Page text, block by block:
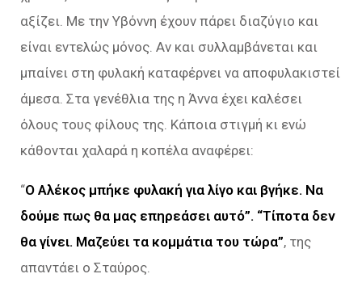
αξίζει. Με την Υβόννη έχουν πάρει διαζύγιο και
είναι εντελώς μόνος. Αν και συλλαμβάνεται και
μπαίνει στη φυλακή καταφέρνει να αποφυλακιστεί
άμεσα. Στα γενέθλια της η Άννα έχει καλέσει
όλους τους φίλους της. Κάποια στιγμή κι ενώ
κάθονται χαλαρά η κοπέλα αναφέρει:
“Ο Αλέκος μπήκε φυλακή για λίγο και βγήκε. Να
δούμε πως θα μας επηρεάσει αυτό”. “Τίποτα δεν
θα γίνει. Μαζεύει τα κομμάτια του τώρα”, της
απαντάει ο Σταύρος.